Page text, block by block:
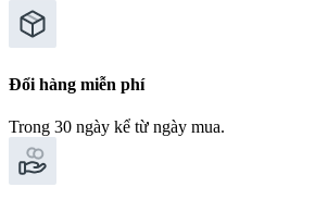
Đổi hàng miễn phí
Trong 30 ngày kể từ ngày mua.